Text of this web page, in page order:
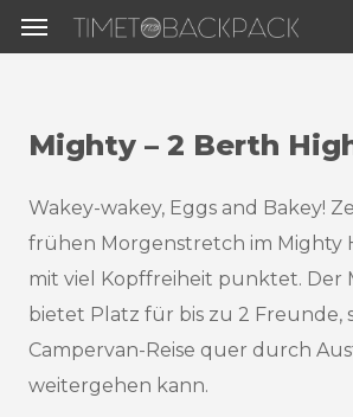
Skip
to
Menu
Mighty – 2 Berth
Wakey-wakey, Eggs and Bakey!
frühen Morgenstretch im Mighty
mit viel Kopffreiheit punktet. Der
bietet Platz für bis zu 2 Freunde,
Campervan-Reise quer durch
weitergehen kann.